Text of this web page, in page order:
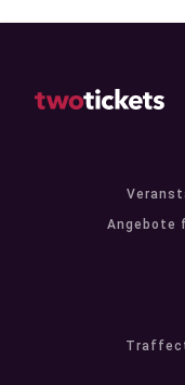
Angebote